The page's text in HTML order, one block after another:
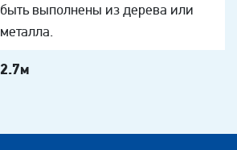
быть выполнены из дерева или
металла.
2.7м